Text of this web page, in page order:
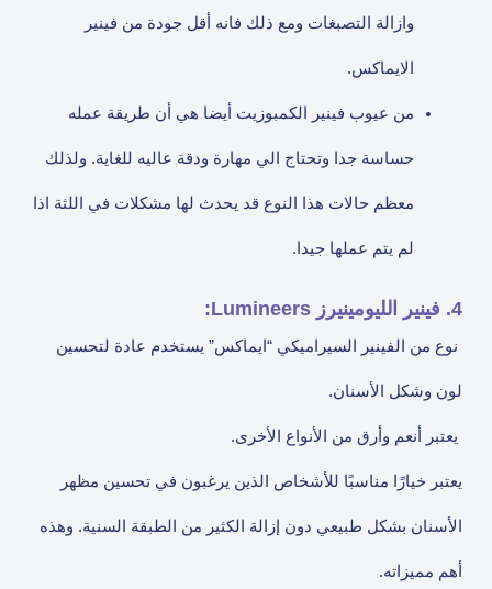
وازالة التصبغات ومع ذلك فانه أقل جودة من فينير
الايماكس.
من عيوب فينير الكمبوزيت أيضا هي أن طريقة عمله
حساسة جدا وتحتاج الي مهارة ودقة عاليه للغاية. ولذلك
معظم حالات هذا النوع قد يحدث لها مشكلات في اللثة اذا
لم يتم عملها جيدا.
4. فينير الليومينيرز Lumineers:
نوع من الفينير السيراميكي “ايماكس” يستخدم عادة لتحسين
لون وشكل الأسنان.
يعتبر أنعم وأرق من الأنواع الأخرى.
يعتبر خيارًا مناسبًا للأشخاص الذين يرغبون في تحسين مظهر
الأسنان بشكل طبيعي دون إزالة الكثير من الطبقة السنية. وهذه
أهم مميزاته.